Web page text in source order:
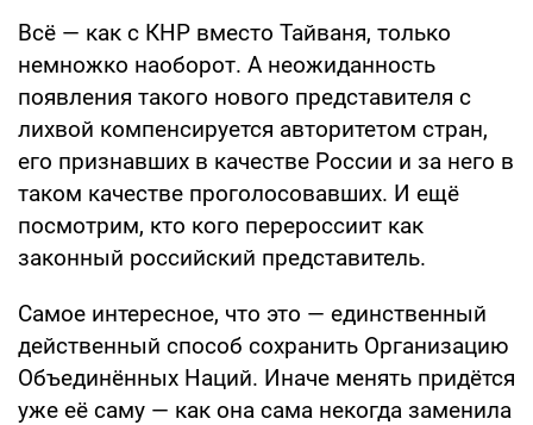
Всё — как с КНР вместо Тайваня, только
немножко наоборот. А неожиданность
появления такого нового представителя с
лихвой компенсируется авторитетом стран,
его признавших в качестве России и за него в
таком качестве проголосовавших. И ещё
посмотрим, кто кого перероссиит как
законный российский представитель.
Самое интересное, что это — единственный
действенный способ сохранить Организацию
Объединённых Наций. Иначе менять придётся
уже её саму — как она сама некогда заменила